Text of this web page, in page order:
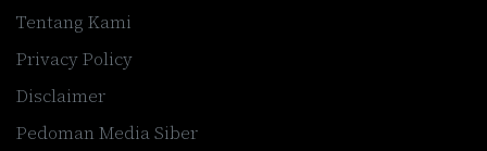
Tentang Kami
Privacy Policy
Disclaimer
Pedoman Media Siber